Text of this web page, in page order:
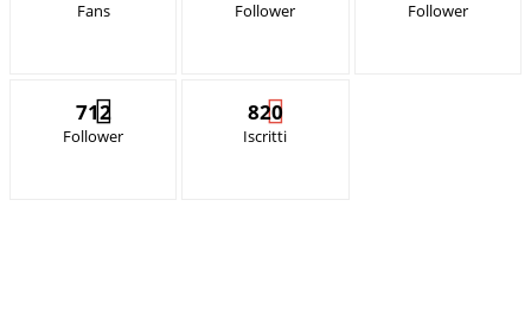
Fans Follower Follower
712
Follower
820
Iscritti